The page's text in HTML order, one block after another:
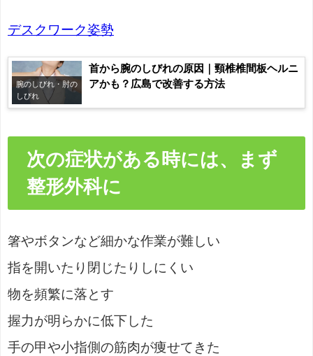
デスクワーク姿勢
腕のしびれ・肘の
しびれ
首から腕のしびれの原因｜頸椎椎間板ヘルニ
アかも？広島で改善する方法
次の症状がある時には、まず
整形外科に
箸やボタンなど細かな作業が難しい
指を開いたり閉じたりしにくい
物を頻繁に落とす
握力が明らかに低下した
手の甲や小指側の筋肉が痩せてきた